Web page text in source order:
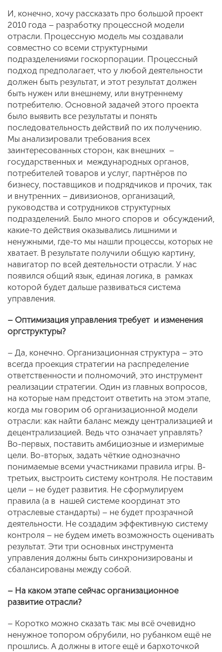
И, конечно, хочу рассказать про большой проект
2010 года – разработку процессной модели
отрасли. Процессную модель мы создавали
совместно со всеми структурными
подразделениями госкорпорации. Процессный
подход предполагает, что у любой деятельности
должен быть результат, и этот результат должен
быть нужен или внешнему, или внутреннему
потребителю. Основной задачей этого проекта
было выявить все результаты и понять
последовательность действий по их получению.
Мы анализировали требования всех
заинтересованных сторон, как внешних –
государственных и международных органов,
потребителей товаров и услуг, партнёров по
бизнесу, поставщиков и подрядчиков и прочих, так
и внутренних – дивизионов, организаций,
руководства и сотрудников структурных
подразделений. Было много споров и обсуждений,
какие-то действия оказывались лишними и
ненужными, где-то мы нашли процессы, которых не
хватает. В результате получили общую картину,
навигатор по всей деятельности отрасли. У нас
появился общий язык, единая логика, в рамках
которой будет дальше развиваться система
управления.
– Оптимизация управления требует и изменения
оргструктуры?
– Да, конечно. Организационная структура – это
всегда проекция стратегии на распределение
ответственности и полномочий, это инструмент
реализации стратегии. Один из главных вопросов,
на которые нам предстоит ответить на этом этапе,
когда мы говорим об организационной модели
отрасли: как найти баланс между централизацией и
децентрализацией. Ведь что означает управлять?
Во-первых, поставить амбициозные и измеримые
цели. Во-вторых, задать чёткие однозначно
понимаемые всеми участниками правила игры. В-
третьих, выстроить систему контроля. Не поставим
цели – не будет развития. Не сформулируем
правила (а в нашей системе координат это
отраслевые стандарты) – не будет прозрачной
деятельности. Не создадим эффективную систему
контроля – не будем иметь возможность оценивать
результат. Эти три основных инструмента
управления должны быть синхронизированы и
сбалансированы между собой.
– На каком этапе сейчас организационное
развитие отрасли?
– Коротко можно сказать так: мы всё очевидно
ненужное топором обрубили, но рубанком ещё не
прошлись. А должны в итоге ещё и бархоточкой